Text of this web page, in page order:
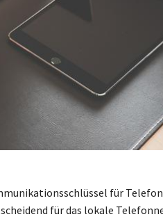
für
für das lokale